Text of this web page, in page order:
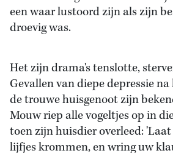
een waar lustoord zijn als zijn
droevig was.
Het zijn drama's tenslotte,
Gevallen van diepe depressie
de trouwe huisgenoot zijn
Mouw riep alle vogeltjes op in
toen zijn huisdier overleed:
lijfjes krommen, en wring uw